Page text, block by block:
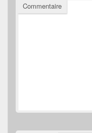
Commentaire